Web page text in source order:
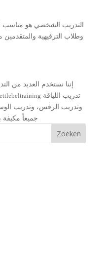
التدريب الشخصي هو مناسب
وطلاب الترفيهية
إننا نستخدم العديد من
تدريب اللياقة
وتدريب الرفس، وتدريب
جميعاً